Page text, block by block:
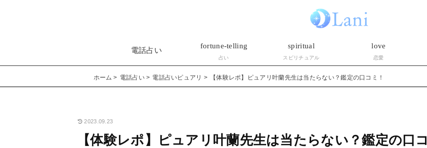
電話占い
fortune-telling
占い
spiritual
スピリチュアル
love
恋愛
ホーム 電話占い 電話占いピュアリ 【体験レポ】ピュアリ叶蘭先生は当たらない？鑑定の口コミ！
2023.09.23
【体験レポ】ピュアリ叶蘭先生は当たらない？鑑定の口コ